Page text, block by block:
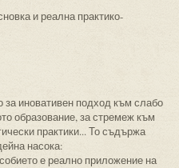
и реална практико-
за иновативен подход към слабо
образование, за стремеж към
практики... То съдържа
насока:
е реално приложение на